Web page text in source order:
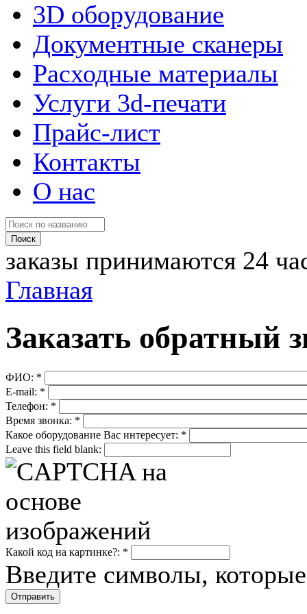
3D оборудование
Документные сканеры
Расходные материалы
Услуги 3d-печати
Прайс-лист
Контакты
О нас
заказы принимаются 24
Главная
Заказать обратный
ФИО: *
E-mail: *
Телефон: *
Время звонка: *
Какое оборудование Вас интересует: *
Leave this field blank:
Какой код на картинке?: *
Введите символы,